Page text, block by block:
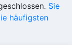
Sie
häufigsten